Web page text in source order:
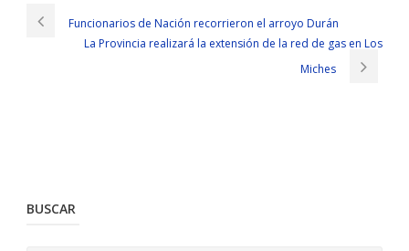
Funcionarios de Nación recorrieron el arroyo Durán
La Provincia realizará la extensión de la red de gas en Los
Miches
BUSCAR